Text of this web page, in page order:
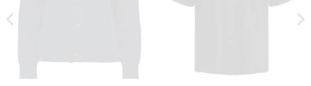
En liten velkomstgave til deg! ❤️